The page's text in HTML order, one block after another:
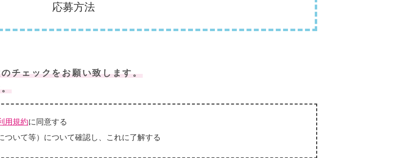
応募方法
チェックをお願い致します。
用規約に同意する
いて等）について確認し、これに了解する